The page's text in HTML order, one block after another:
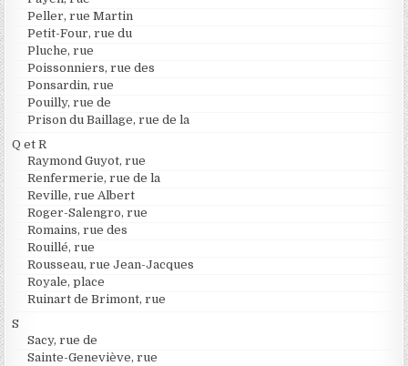
Peller, rue Martin
Petit-Four, rue du
Pluche, rue
Poissonniers, rue des
Ponsardin, rue
Pouilly, rue de
Prison du Baillage, rue de la
Q et R
Raymond Guyot, rue
Renfermerie, rue de la
Reville, rue Albert
Roger-Salengro, rue
Romains, rue des
Rouillé, rue
Rousseau, rue Jean-Jacques
Royale, place
Ruinart de Brimont, rue
S
Sacy, rue de
Sainte-Geneviève, rue